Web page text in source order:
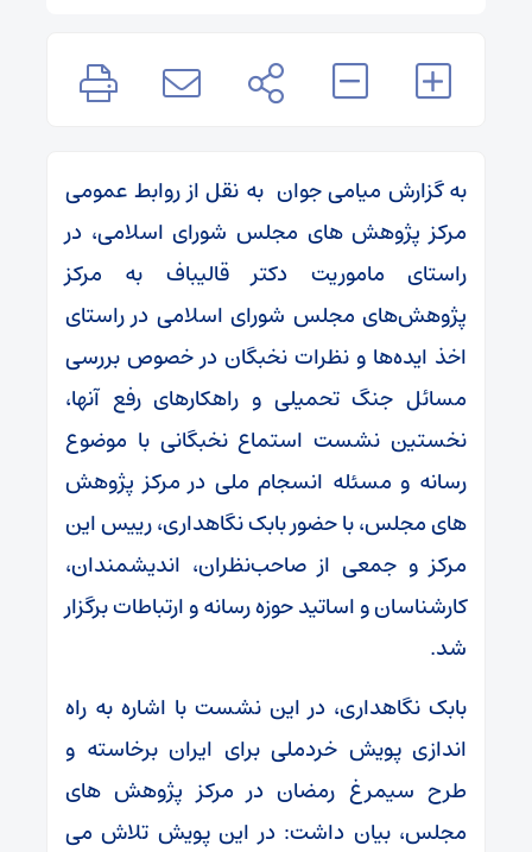
به گزارش میامی جوان به نقل از روابط عمومی
مرکز پژوهش های مجلس شورای اسلامی، در
راستای ماموریت دکتر قالیباف به مرکز
پژوهش‌های مجلس شورای اسلامی در راستای
اخذ ایده‌ها و نظرات نخبگان در خصوص بررسی
مسائل جنگ تحمیلی و راهکارهای رفع آنها،
نخستین نشست استماع نخبگانی با موضوع
رسانه و مسئله انسجام ملی در مرکز پژوهش
های مجلس، با حضور بابک نگاهداری، رییس این
مرکز و جمعی از صاحب‌نظران، اندیشمندان،
کارشناسان و اساتید حوزه رسانه و ارتباطات برگزار
شد.
بابک نگاهداری، در این نشست با اشاره به راه
اندازی پویش خردملی برای ایران برخاسته و
طرح سیمرغ رمضان در مرکز پژوهش های
مجلس، بیان داشت: در این پویش تلاش می